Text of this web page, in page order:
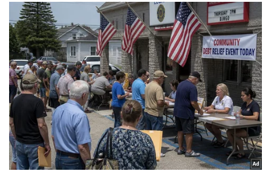
Pháp luật
Vụ án
Quân sự - Quốc phòng
Vũ khí